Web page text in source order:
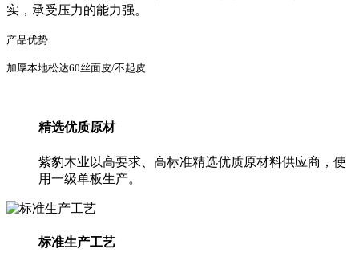
实，承受压力的能力强。
产品优势
加厚本地松达60丝面皮/不起皮
精选优质原材
紫豹木业以高要求、高标准精选优质原材料供应商，使
用一级单板生产。
标准生产工艺